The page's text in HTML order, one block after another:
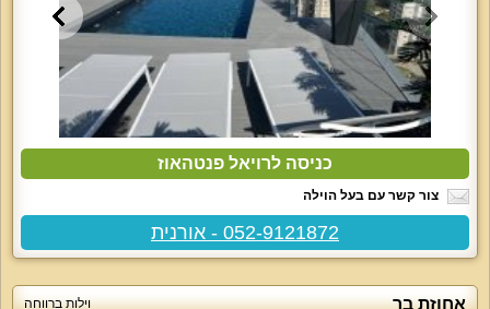
כניסה לרויאל פנטהאוז
צור קשר עם בעל הוילה
052-9121872 - אורנית
אחוזת בר וילות ברווחה